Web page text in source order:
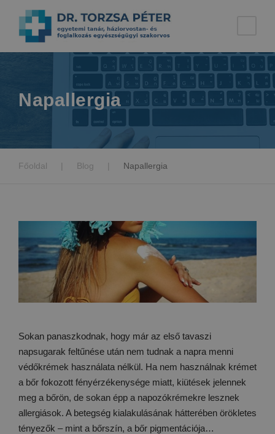
Napallergia
Főoldal | Blog | Napallergia
Sokan panaszkodnak, hogy már az első tavaszi
napsugarak feltűnése után nem tudnak a napra menni
védőkrémek használata nélkül. Ha nem használnak krémet
a bőr fokozott fényérzékenysége miatt, kiütések jelennek
meg a bőrön, de sokan épp a napozókrémekre lesznek
allergiások. A betegség kialakulásának hátterében örökletes
tényezők – mint a bőrszín, a bőr pigmentációja…